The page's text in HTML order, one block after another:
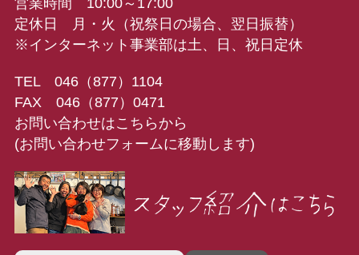
定休日 月・火（祝祭日の場合、翌日振替）
※インターネット事業部は土、日、祝日定休
TEL 046（877）1104
FAX 046（877）0471
お問い合わせはこちらから
(お問い合わせフォームに移動します)